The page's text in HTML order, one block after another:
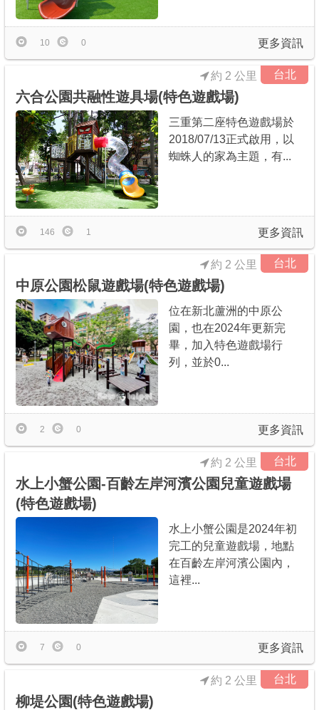
更多資訊
10 0
台北
六合公園共融性遊具場(特色遊戲場)
約 2 公里
三重第二座特色遊戲場於
2018/07/13正式啟用，以
蜘蛛人的家為主題，有...
更多資訊
146 1
台北
中原公園松鼠遊戲場(特色遊戲場)
約 2 公里
位在新北蘆洲的中原公
園，也在2024年更新完
畢，加入特色遊戲場行
列，並於0...
更多資訊
2 0
台北
水上小蟹公園-百齡左岸河濱公園兒童遊戲場
(特色遊戲場)
約 2 公里
水上小蟹公園是2024年初
完工的兒童遊戲場，地點
在百齡左岸河濱公園內，
這裡...
更多資訊
7 0
台北
柳堤公園(特色遊戲場)
約 2 公里